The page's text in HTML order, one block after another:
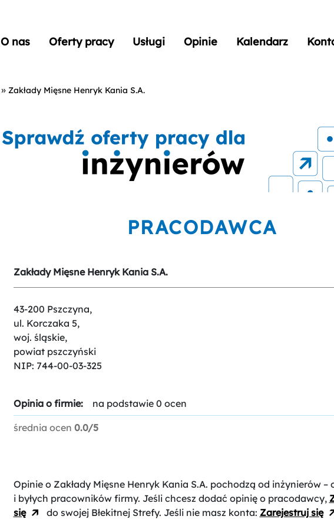
O nas Oferty pracy Usługi Opinie Kalendarz
» Zakłady Mięsne Henryk Kania S.A.
PRACODAWCA
Zakłady Mięsne Henryk Kania S.A.
43-200 Pszczyna,
ul. Korczaka 5,
woj. śląskie,
powiat pszczyński
NIP: 744-00-03-325
Opinia o firmie: na podstawie 0 ocen
średnia ocen 0.0/5
Opinie o Zakłady Mięsne Henryk Kania S.A. pochodzą od inżynierów –
i byłych pracowników firmy. Jeśli chcesz dodać opinię o pracodawcy,
się
do swojej Błekitnej Strefy. Jeśli nie masz konta: Zarejestruj się